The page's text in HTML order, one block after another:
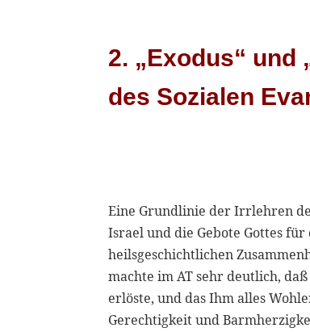
2. „Exodus“ und
des Sozialen
Eine Grundlinie der Irrlehren
Israel und die Gebote Gottes
heilsgeschichtlichen
machte im AT sehr deutlich,
erlöste, und das Ihm alles
Gerechtigkeit und